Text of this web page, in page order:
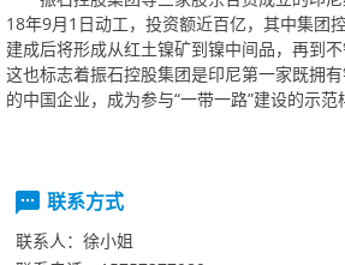
18年9月1日动工，投资额近百亿，其中集团
建成后将形成从红土镍矿到镍中间品，再到不
这也标志着振石控股集团是印尼第一家既拥
的中国企业，成为参与“一带一路”建设的示范
联系方式
联系人： 徐小姐